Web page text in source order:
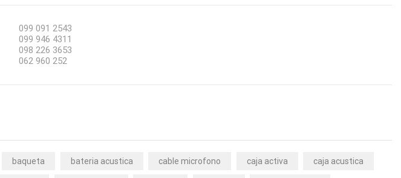
099 091 2543
099 946 4311
098 226 3653
062 960 252
baqueta bateria acustica cable microfono caja activa caja acustica